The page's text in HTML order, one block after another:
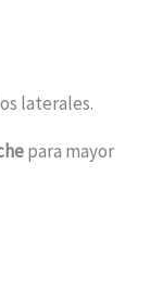
laterales.
para mayor